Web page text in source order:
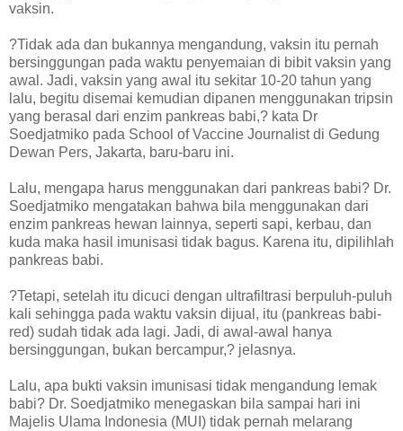
vaksin.
?Tidak ada dan bukannya mengandung, vaksin itu pernah
bersinggungan pada waktu penyemaian di bibit vaksin yang
awal. Jadi, vaksin yang awal itu sekitar 10-20 tahun yang
lalu, begitu disemai kemudian dipanen menggunakan tripsin
yang berasal dari enzim pankreas babi,? kata Dr
Soedjatmiko pada School of Vaccine Journalist di Gedung
Dewan Pers, Jakarta, baru-baru ini.
Lalu, mengapa harus menggunakan dari pankreas babi? Dr.
Soedjatmiko mengatakan bahwa bila menggunakan dari
enzim pankreas hewan lainnya, seperti sapi, kerbau, dan
kuda maka hasil imunisasi tidak bagus. Karena itu, dipilihlah
pankreas babi.
?Tetapi, setelah itu dicuci dengan ultrafiltrasi berpuluh-puluh
kali sehingga pada waktu vaksin dijual, itu (pankreas babi-
red) sudah tidak ada lagi. Jadi, di awal-awal hanya
bersinggungan, bukan bercampur,? jelasnya.
Lalu, apa bukti vaksin imunisasi tidak mengandung lemak
babi? Dr. Soedjatmiko menegaskan bila sampai hari ini
Majelis Ulama Indonesia (MUI) tidak pernah melarang